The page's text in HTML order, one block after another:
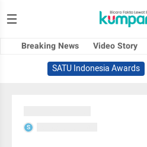
Breaking News Video Story
SATU Indonesia Awards
S